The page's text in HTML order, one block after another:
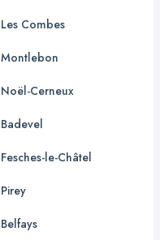
Les Combes
Montlebon
Noël-Cerneux
Badevel
Fesches-le-Châtel
Pirey
Belfays